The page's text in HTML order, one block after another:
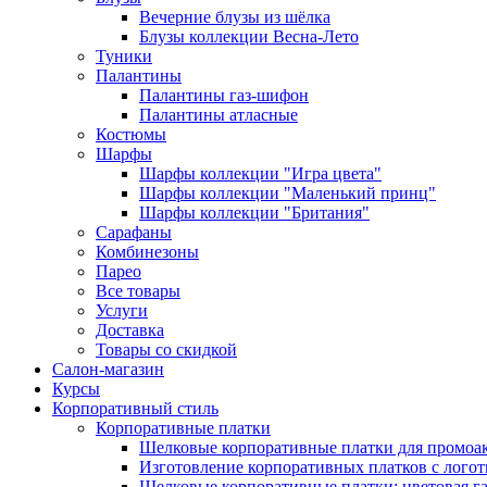
Вечерние блузы из шёлка
Блузы коллекции Весна-Лето
Туники
Палантины
Палантины газ-шифон
Палантины атласные
Костюмы
Шарфы
Шарфы коллекции "Игра цвета"
Шарфы коллекции "Маленький принц"
Шарфы коллекции "Британия"
Сарафаны
Комбинезоны
Парео
Все товары
Услуги
Доставка
Товары со скидкой
Салон-магазин
Курсы
Корпоративный стиль
Корпоративные платки
Шелковые корпоративные платки для
Изготовление корпоративных платков с